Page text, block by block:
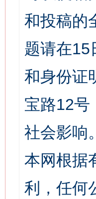
和投稿的
题请在15
和身份证
宝路12号
社会影响
本网根据
利，任何